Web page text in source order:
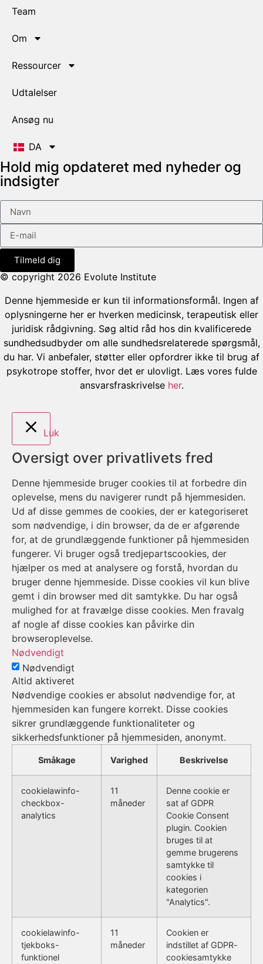
Team
Om
Ressourcer
Udtalelser
Ansøg nu
DA
Hold mig opdateret med nyheder og
indsigter
Tilmeld dig
© copyright 2026 Evolute Institute
Denne hjemmeside er kun til informationsformål. Ingen af
oplysningerne her er hverken medicinsk, terapeutisk eller
juridisk rådgivning. Søg altid råd hos din kvalificerede
sundhedsudbyder om alle sundhedsrelaterede spørgsmål,
du har. Vi anbefaler, støtter eller opfordrer ikke til brug af
psykotrope stoffer, hvor det er ulovligt. Læs vores fulde
ansvarsfraskrivelse her.
Luk
Oversigt over privatlivets fred
Denne hjemmeside bruger cookies til at forbedre din
oplevelse, mens du navigerer rundt på hjemmesiden.
Ud af disse gemmes de cookies, der er kategoriseret
som nødvendige, i din browser, da de er afgørende
for, at de grundlæggende funktioner på hjemmesiden
fungerer. Vi bruger også tredjepartscookies, der
hjælper os med at analysere og forstå, hvordan du
bruger denne hjemmeside. Disse cookies vil kun blive
gemt i din browser med dit samtykke. Du har også
mulighed for at fravælge disse cookies. Men fravalg
af nogle af disse cookies kan påvirke din
browseroplevelse.
Nødvendigt
Nødvendigt
Altid aktiveret
Nødvendige cookies er absolut nødvendige for, at
hjemmesiden kan fungere korrekt. Disse cookies
sikrer grundlæggende funktionaliteter og
sikkerhedsfunktioner på hjemmesiden, anonymt.
Småkage Varighed Beskrivelse
cookielawinfo-
checkbox-
analytics
11
måneder
Denne cookie er
sat af GDPR
Cookie Consent
plugin. Cookien
bruges til at
gemme brugerens
samtykke til
cookies i
kategorien
"Analytics".
cookielawinfo-
tjekboks-
funktionel
11
måneder
Cookien er
indstillet af GDPR-
cookiesamtykke